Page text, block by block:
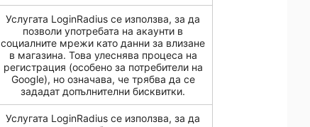
Услугата LoginRadius се използва, за да
позволи употребата на акаунти в
социалните мрежи като данни за влизане
в магазина. Това улеснява процеса на
регистрация (особено за потребители на
Google), но означава, че трябва да се
зададат допълнителни бисквитки.
Услугата LoginRadius се използва, за да